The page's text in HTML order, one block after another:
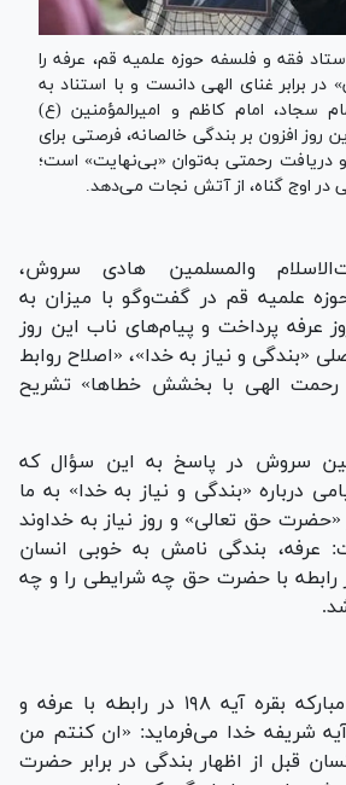
فقه و فلسفه حوزه علمیه قم، عرفه را
در برابر غنای الهی دانست و با استناد به
سجاد، امام کاظم و امیرالمؤمنین (ع)
افزون بر بندگی خالصانه، فرصتی برای
و دریافت رحمتی به‌توان «بی‌نهایت» است؛
در اوج گناه، از آتش نجات می‌دهد.
والمسلمین هادی سروش،
علمیه قم در گفت‌وگو با میزان به
عرفه پرداخت و پیام‌های ناب این روز
«بندگی و نیاز به خدا»، «اصلاح روابط
رحمت الهی با بخشش خطاها» تشریح
سروش در پاسخ به این سؤال که
درباره «بندگی و نیاز به خدا» به ما
حق تعالی» و روز نیاز به خداوند
عرفه، بندگی نامش به خوبی انسان
رابطه با حضرت حق چه شرایطی را و چه
وی ادامه داد: سوره مبارکه بقره آیه ۱۹۸ در رابطه با عرفه و
شریفه خدا می‌فرماید: «ان کنتم من
قبل از اظهار بندگی در برابر حضرت